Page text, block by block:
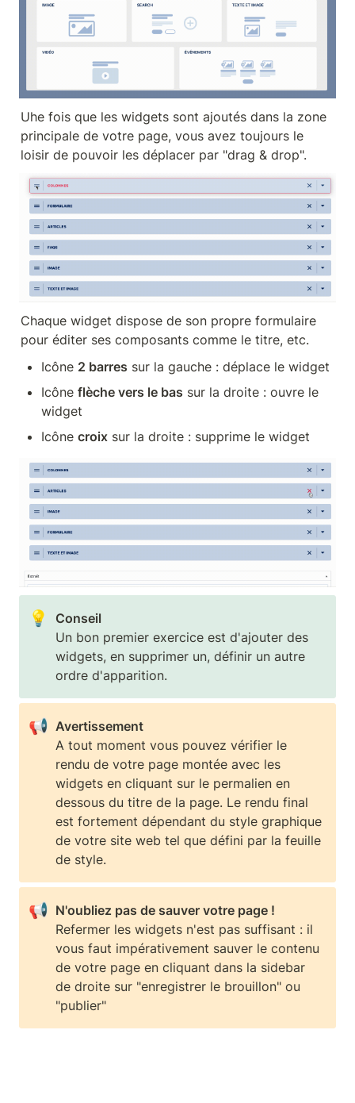
Uhe fois que les widgets sont ajoutés dans la zone
principale de votre page, vous avez toujours le
loisir de pouvoir les déplacer par "drag & drop".
Chaque widget dispose de son propre formulaire
pour éditer ses composants comme le titre, etc.
Icône 2 barres sur la gauche : déplace le widget
Icône flèche vers le bas sur la droite : ouvre le
widget
Icône croix sur la droite : supprime le widget
💡
Un bon premier exercice est d'ajouter des
widgets, en supprimer un, définir un autre
ordre d'apparition.
📢
A tout moment vous pouvez vérifier le
rendu de votre page montée avec les
widgets en cliquant sur le permalien en
dessous du titre de la page. Le rendu final
est fortement dépendant du style graphique
de votre site web tel que défini par la feuille
de style.
📢
Refermer les widgets n'est pas suffisant : il
vous faut impérativement sauver le contenu
de votre page en cliquant dans la sidebar
de droite sur "enregistrer le brouillon" ou
"publier"